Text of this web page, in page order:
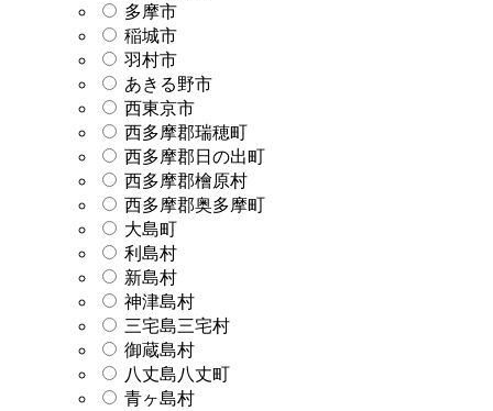
多摩市
稲城市
羽村市
あきる野市
西東京市
西多摩郡瑞穂町
西多摩郡日の出町
西多摩郡檜原村
西多摩郡奥多摩町
大島町
利島村
新島村
神津島村
三宅島三宅村
御蔵島村
八丈島八丈町
青ヶ島村